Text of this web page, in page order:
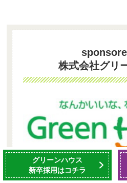
株式会社グリ
厳選した旬の食材、調理法
グリーンハウス
新卒採用はコチラ